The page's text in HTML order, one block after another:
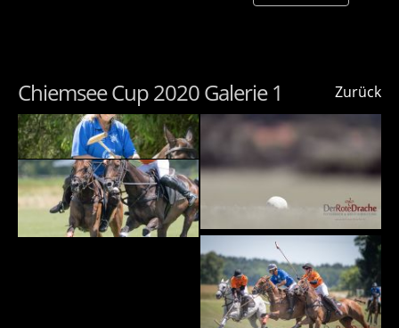
Zurück
Chiemsee Cup 2020 Galerie 1